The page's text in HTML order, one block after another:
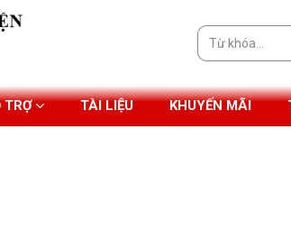
Tìm
kiếm:
TRỢ TÀI LIỆU KHUYẾN MÃI